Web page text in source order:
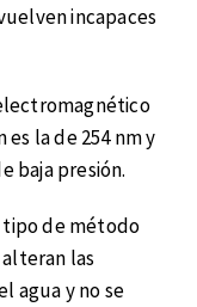
incapaces
la de 254 nm y
baja presión.
tipo de método
las
agua y no se